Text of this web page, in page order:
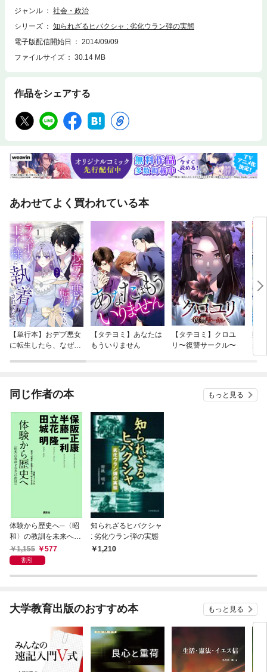
ジャンル
社会・政治
シリーズ
知られざるヒバクシャ : 劣化ウラン弾の実態
電子版配信開始日
2014/09/09
ファイルサイズ
30.14 MB
作品をシェアする
あわせてよく買われている本
【単行本】おデブ悪女
に転生したら、なぜか
【タテヨミ】あなたは
もういりません
【タテヨミ】クロユ
リ〜復讐サークル〜
病
が
ぎ
同じ作者の本 もっと見る
体験から歴史へ─〈昭
和〉の教訓を未来への
指針に
1,155 577
割引
知られざるヒバクシャ
: 劣化ウラン弾の実態
1,210
大学教育出版のおすすめ本 もっと見る